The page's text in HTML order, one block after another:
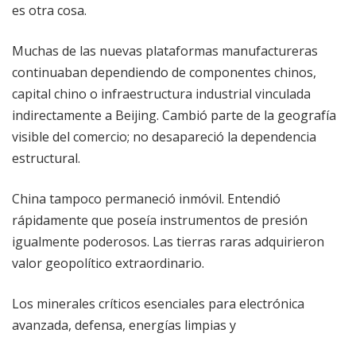
es otra cosa.
Muchas de las nuevas plataformas manufactureras
continuaban dependiendo de componentes chinos,
capital chino o infraestructura industrial vinculada
indirectamente a Beijing. Cambió parte de la geografía
visible del comercio; no desapareció la dependencia
estructural.
China tampoco permaneció inmóvil. Entendió
rápidamente que poseía instrumentos de presión
igualmente poderosos. Las tierras raras adquirieron
valor geopolítico extraordinario.
Los minerales críticos esenciales para electrónica
avanzada, defensa, energías limpias y